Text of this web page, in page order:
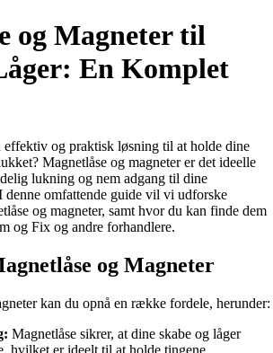
og Magneter til
En Komplet
effektiv og praktisk løsning til at holde dine
Magnetlåse og magneter er det ideelle
lukning og nem adgang til dine
denne omfattende guide vil vi udforske
og magneter, samt hvor du kan finde dem
og Fix og andre forhandlere.
og Magneter
kan du opnå en række fordele, herunder:
Magnetlåse sikrer, at dine skabe og låger
hvilket er ideelt til at holde tingene